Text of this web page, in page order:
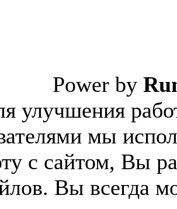
Power by
улучшения
мы
с сайтом, Вы
Вы всегда